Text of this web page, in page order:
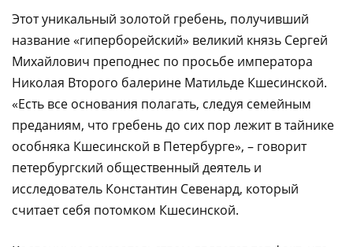
Этот уникальный золотой гребень, получивший
название «гиперборейский» великий князь Сергей
Михайлович преподнес по просьбе императора
Николая Второго балерине Матильде Кшесинской.
«Есть все основания полагать, следуя семейным
преданиям, что гребень до сих пор лежит в тайнике
особняка Кшесинской в Петербурге», – говорит
петербургский общественный деятель и
исследователь Константин Севенард, который
считает себя потомком Кшесинской.